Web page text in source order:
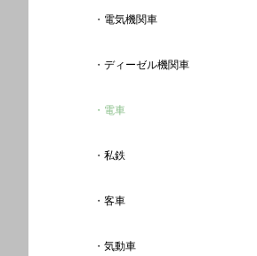
電気機関車
ディーゼル機関車
電車
私鉄
客車
気動車